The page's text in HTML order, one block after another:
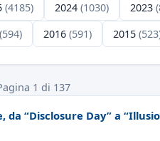
(4185) 2024 (1030) 2023
(594) 2016 (591) 2015
1 di 137
da “Disclosure Day” a